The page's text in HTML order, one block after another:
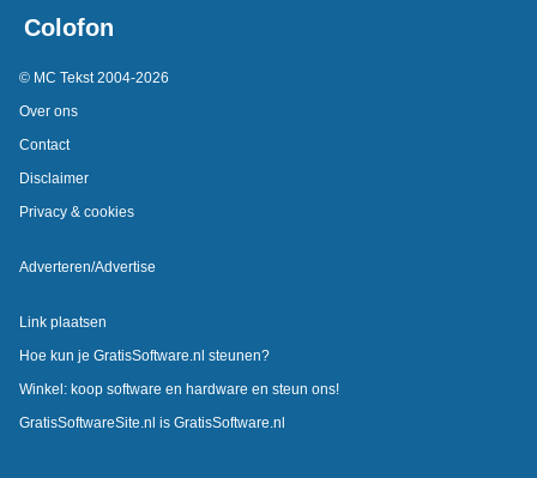
Colofon
© MC Tekst 2004-2026
Over ons
Contact
Disclaimer
Privacy & cookies
Adverteren/Advertise
Link plaatsen
Hoe kun je GratisSoftware.nl steunen?
Winkel: koop software en hardware en steun ons!
GratisSoftwareSite.nl is GratisSoftware.nl